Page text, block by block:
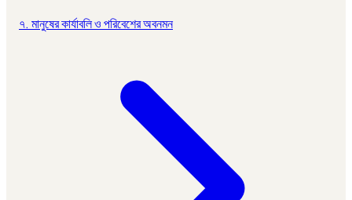
৭. মানুষের কার্যাবলি ও পরিবেশের অবনমন